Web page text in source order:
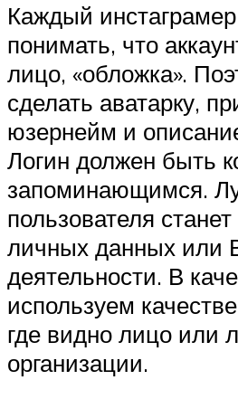
Каждый
понимать, что
лицо, «обложка».
сделать аватарку,
юзернейм и
Логин должен быть
запоминающимся.
пользователя
личных данных или
деятельности. В
используем
где видно лицо или
организации.